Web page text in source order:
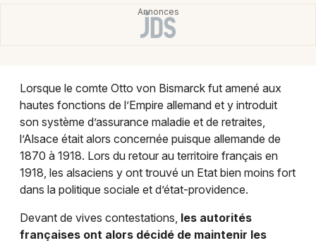
Choisir mes départements
Je m'abonne
Lorsque le comte Otto von Bismarck fut amené aux
hautes fonctions de l’Empire allemand et y introduit
son système d’assurance maladie et de retraites,
l’Alsace était alors concernée puisque allemande de
1870 à 1918. Lors du retour au territoire français en
1918, les alsaciens y ont trouvé un Etat bien moins fort
dans la politique sociale et d’état-providence.
Devant de vives contestations, les autorités
françaises ont alors décidé de maintenir les